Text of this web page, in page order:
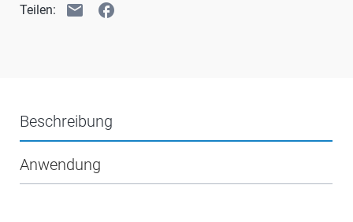
Teilen: email facebook
Beschreibung
Anwendung